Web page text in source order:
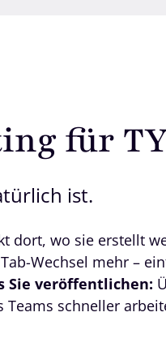
für
ist.
dort, wo sie erstellt
Wechsel mehr –
Sie veröffentlichen:
Teams schneller